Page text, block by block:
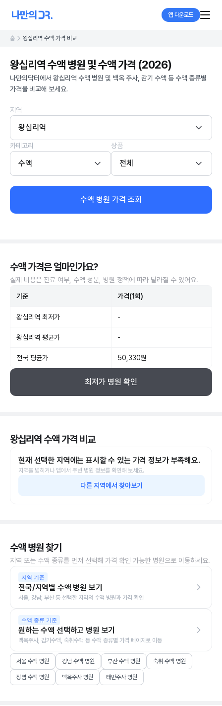
앱 다운로드
홈 왕십리역 수액 가격 비교
왕십리역 수액 병원 및 수액 가격 (2026)
나만의닥터에서 왕십리역 수액 병원 및 백옥 주사, 감기 수액 등 수액 종류별
가격을 비교해 보세요.
지역
왕십리역
카테고리
수액
상품
전체
수액 병원 가격 조회
수액 가격은 얼마인가요?
실제 비용은 진료 여부, 수액 성분, 병원 정책에 따라 달라질 수 있어요.
기준 가격(1회)
왕십리역 최저가 -
왕십리역 평균가 -
전국 평균가 50,330원
최저가 병원 확인
왕십리역 수액 가격 비교
현재 선택한 지역에는 표시할 수 있는 가격 정보가 부족해요.
지역을 넓히거나 앱에서 주변 병원 정보를 확인해 보세요.
다른 지역에서 찾아보기
수액 병원 찾기
지역 또는 수액 종류를 먼저 선택해 가격 확인 가능한 병원으로 이동하세요.
지역 기준
전국/지역별 수액 병원 보기
서울, 강남, 부산 등 선택한 지역의 수액 병원과 가격 확인
수액 종류 기준
원하는 수액 선택하고 병원 보기
백옥주사, 감기수액, 숙취수액 등 수액 종류별 가격 페이지로 이동
서울 수액 병원 강남 수액 병원 부산 수액 병원 숙취 수액 병원
장염 수액 병원 백옥주사 병원 태반주사 병원